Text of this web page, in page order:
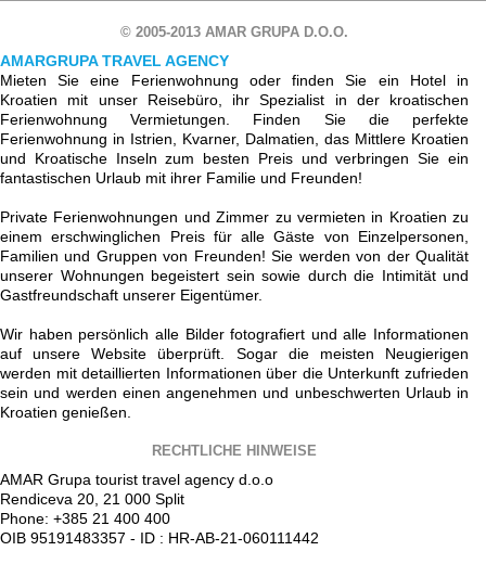
© 2005-2013 AMAR GRUPA D.O.O.
AMARGRUPA TRAVEL AGENCY
Mieten Sie eine Ferienwohnung oder finden Sie ein Hotel in
Kroatien mit unser Reisebüro, ihr Spezialist in der kroatischen
Ferienwohnung Vermietungen. Finden Sie die perfekte
Ferienwohnung in Istrien, Kvarner, Dalmatien, das Mittlere Kroatien
und Kroatische Inseln zum besten Preis und verbringen Sie ein
fantastischen Urlaub mit ihrer Familie und Freunden!
Private Ferienwohnungen und Zimmer zu vermieten in Kroatien zu
einem erschwinglichen Preis für alle Gäste von Einzelpersonen,
Familien und Gruppen von Freunden! Sie werden von der Qualität
unserer Wohnungen begeistert sein sowie durch die Intimität und
Gastfreundschaft unserer Eigentümer.
Wir haben persönlich alle Bilder fotografiert und alle Informationen
auf unsere Website überprüft. Sogar die meisten Neugierigen
werden mit detaillierten Informationen über die Unterkunft zufrieden
sein und werden einen angenehmen und unbeschwerten Urlaub in
Kroatien genießen.
RECHTLICHE HINWEISE
AMAR Grupa tourist travel agency d.o.o
Rendiceva 20, 21 000 Split
Phone: +385 21 400 400
OIB 95191483357 - ID : HR-AB-21-060111442